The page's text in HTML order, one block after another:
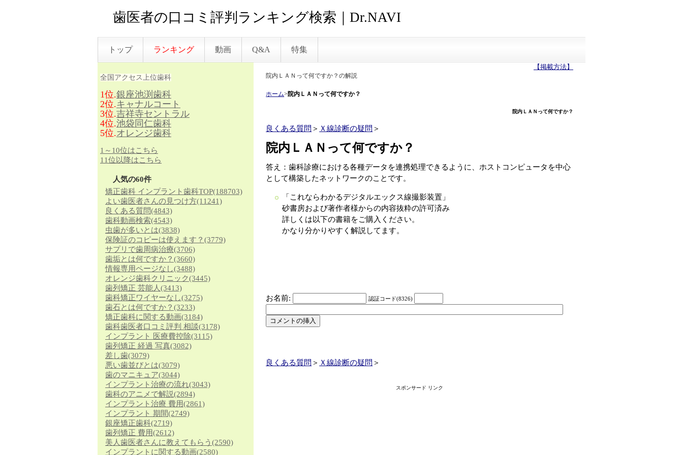
歯医者の口コミ評判ランキング検索｜Dr.NAVI
トップ ランキング 動画 Q&A 特集
【掲載方法】
院内ＬＡＮって何ですか？の解説
ホーム> 院内ＬＡＮって何ですか？
院内ＬＡＮって何ですか？
良くある質問 ＞ Ｘ線診断の疑問 ＞
院内ＬＡＮって何ですか？
答え：歯科診療における各種データを連携処理できるように、ホストコンピュータを中心
として構築したネットワークのことです。
「これならわかるデジタルエックス線撮影装置」
砂書房および著作者様からの内容抜粋の許可済み
詳しくは以下の書籍をご購入ください。
かなり分かりやすく解説してます。
お名前: 認証コード(8326)
良くある質問 ＞ Ｘ線診断の疑問 ＞
スポンサード リンク
全国アクセス上位歯科
1位.銀座池渕歯科
2位.キャナルコート
3位.吉祥寺セントラル
4位.池袋同仁歯科
5位.オレンジ歯科
1～10位はこちら
11位以降はこちら
人気の60件
矯正歯科 インプラント歯科TOP(188703)
よい歯医者さんの見つけ方(11241)
良くある質問(4843)
歯科動画検索(4543)
虫歯が多いとは(3838)
保険証のコピーは使えます？ (3779)
サプリで歯周病治療(3706)
歯垢とは何ですか？ (3660)
情報専用ページなし(3488)
オレンジ歯科クリニック(3445)
歯列矯正 芸能人 (3413)
歯科矯正ワイヤーなし(3275)
歯石とは何ですか？ (3233)
矯正歯科に関する動画(3184)
歯科歯医者口コミ評判 相談(3178)
インプラント 医療費控除(3115)
歯列矯正 経過 写真(3082)
差し歯(3079)
悪い歯並びとは(3079)
歯のマニキュア(3044)
インプラント治療の流れ(3043)
歯科のアニメで解説(2894)
インプラント治療 費用(2861)
インプラント 期間(2749)
銀座矯正歯科(2719)
歯列矯正 費用(2612)
美人歯医者さんに教えてもらう (2590)
インプラントに関する動画(2580)